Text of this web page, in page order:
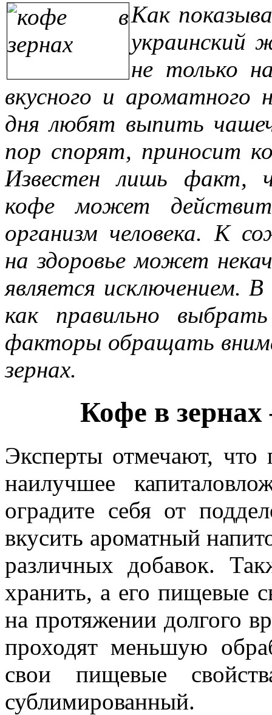
Как
украинский
не только
вкусного и
дня любят выпить
пор спорят, приносит
Известен лишь факт,
кофе может
организм человека. К
на здоровье может
является исключением.
как правильно
факторы обращать
зернах.
Кофе в
Эксперты отмечают, что
наилучшее
оградите себя от
вкусить ароматный
различных добавок.
хранить, а его пищевые
на протяжении долгого
проходят меньшую
свои пищевые
сублимированный.